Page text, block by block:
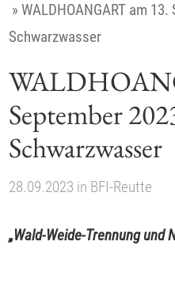
»WALDHOANGART am
Schwarzwasser
September
Schwarzwasser
28.09.2023 in BFI-Reutte
„Wald-Weide-Trennung und